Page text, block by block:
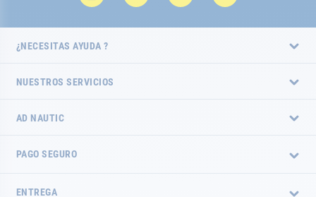
¿NECESITAS AYUDA ?
NUESTROS SERVICIOS
AD NAUTIC
PAGO SEGURO
ENTREGA